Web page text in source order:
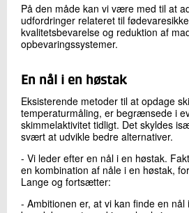
På den måde kan vi være med til at
udfordringer relateret til
kvalitetsbevarelse og reduktion af
opbevaringssystemer.
En nål i en høstak
Eksisterende metoder til at opdage
temperaturmåling, er begrænsede i
skimmelaktivitet tidligt. Det skyldes
svært at udvikle bedre alternativer.
- Vi leder efter en nål i en høstak.
en kombination af nåle i en høstak,
Lange og fortsætter:
- Ambitionen er, at vi kan finde en